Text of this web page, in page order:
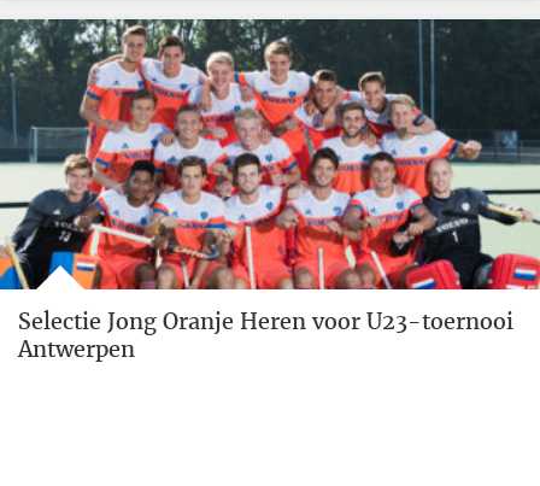
Selectie Jong Oranje Heren voor U23-toernooi
Antwerpen